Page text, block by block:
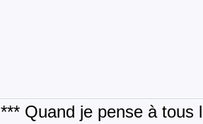
*** Quand je pense à tous